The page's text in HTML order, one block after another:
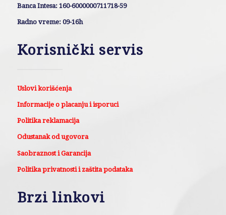
Banca Intesa: 160-6000000711718-59
Radno vreme: 09-16h
Korisnički servis
Uslovi korišćenja
Informacije o placanju i isporuci
Politika reklamacija
Odustanak od ugovora
Saobraznost i Garancija
Politika privatnosti i zaštita podataka
Brzi linkovi